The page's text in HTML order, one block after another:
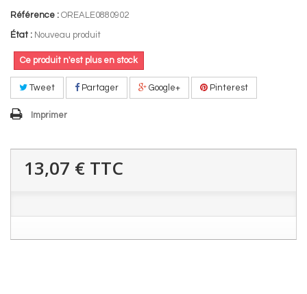
Référence : OREALE0880902
État : Nouveau produit
Ce produit n'est plus en stock
Tweet Partager Google+ Pinterest
Imprimer
13,07 € TTC